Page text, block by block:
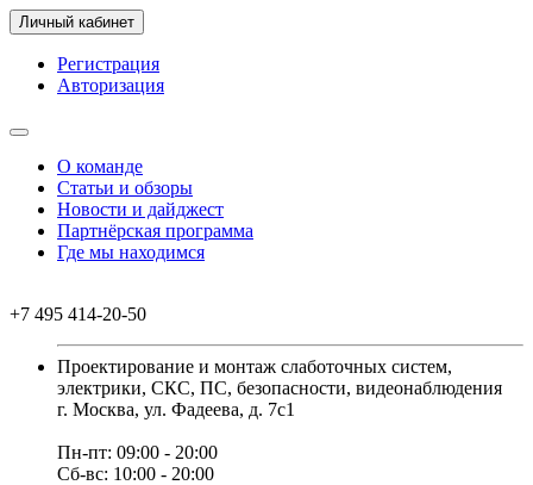
Личный кабинет
Регистрация
Авторизация
О команде
Статьи и обзоры
Новости и дайджест
Партнёрская программа
Где мы находимся
+7 495 414-20-50
Проектирование и монтаж слаботочных систем,
электрики, СКС, ПС, безопасности, видеонаблюдения
г. Москва, ул. Фадеева, д. 7с1
Пн-пт: 09:00 - 20:00
Сб-вс: 10:00 - 20:00